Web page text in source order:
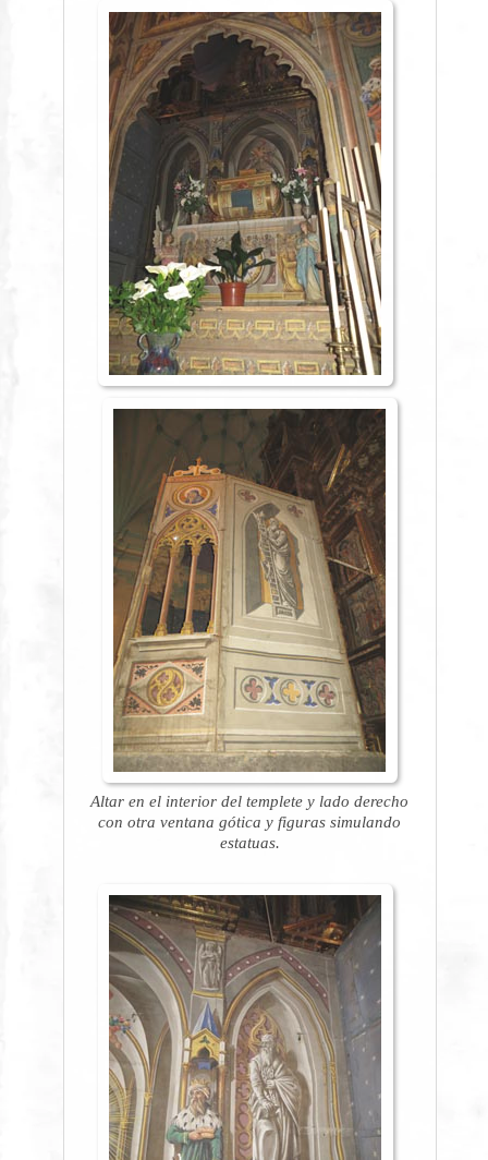
Altar en el interior del templete y lado derecho
con otra ventana gótica y figuras simulando
estatuas.